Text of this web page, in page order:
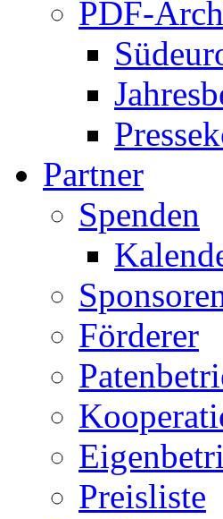
PDF-
Partner
Spenden
Förderer
Preisliste